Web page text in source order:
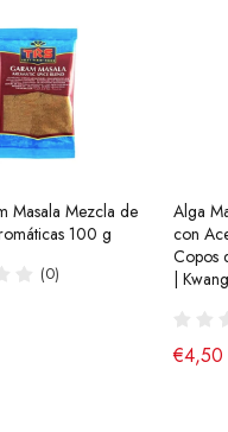
Masala Mezcla de
100 g
(0)
Alga
con
Copos
|
€4,50
Crujiente 210g
(43)
a